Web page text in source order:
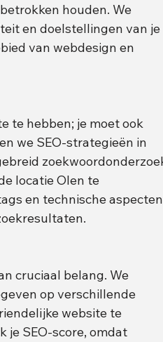
houden. We
en doelstellingen van je
van webdesign en
te hebben; je moet ook
we SEO-strategieën in
locatie Olen te
en technische
cruciaal belang. We
op verschillende
website te
je SEO-score, omdat